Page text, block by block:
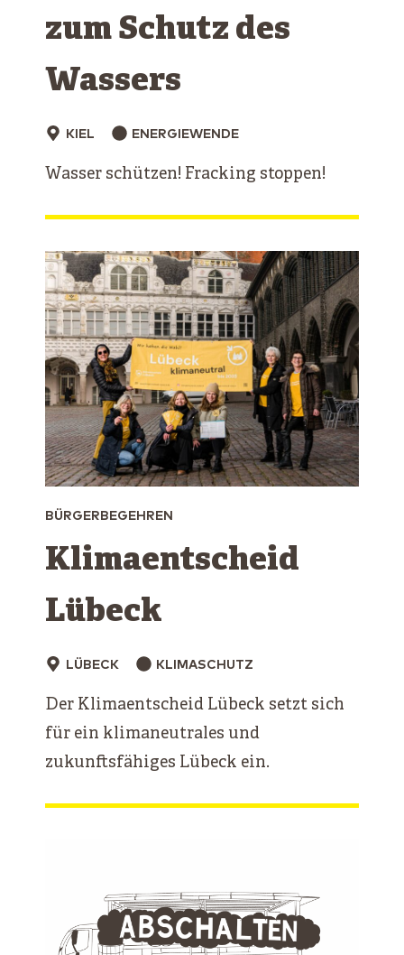
zum Schutz des
Wassers
KIEL ENERGIEWENDE
Wasser schützen! Fracking stoppen!
BÜRGERBEGEHREN
Klimaentscheid
Lübeck
LÜBECK KLIMASCHUTZ
Der Klimaentscheid Lübeck setzt sich
für ein klimaneutrales und
zukunftsfähiges Lübeck ein.